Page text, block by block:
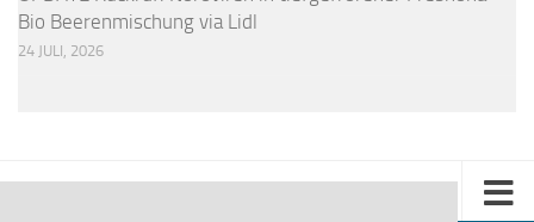
Bio Beerenmischung via Lidl
24 JULI, 2026